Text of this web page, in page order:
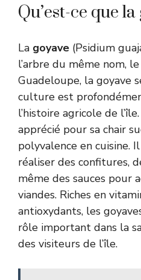
Qu’est-ce que la
La goyave (Psidium
l’arbre du même nom,
Guadeloupe, la goyave
culture est
l’histoire agricole de
apprécié pour sa chair
polyvalence en
réaliser des confitures,
même des sauces pour
viandes. Riches en
antioxydants, les
rôle important dans la
des visiteurs de l’île.